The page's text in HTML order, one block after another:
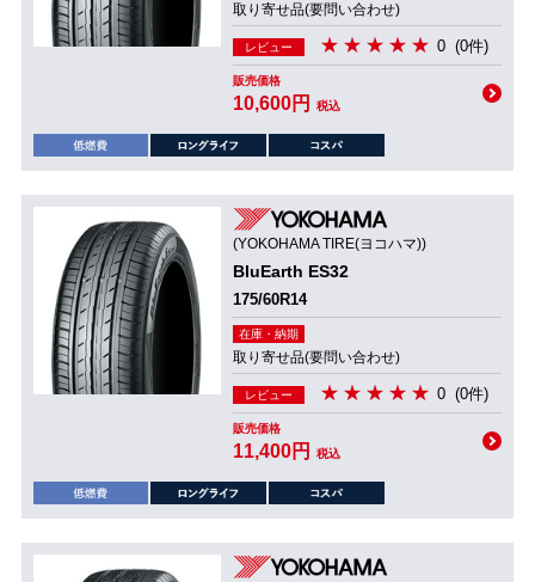
取り寄せ品(要問い合わせ)
レビュー 0 (0件)
販売価格
10,600円 税込
(YOKOHAMA TIRE(ヨコハマ))
BluEarth ES32
175/60R14
在庫・納期
取り寄せ品(要問い合わせ)
レビュー 0 (0件)
販売価格
11,400円 税込